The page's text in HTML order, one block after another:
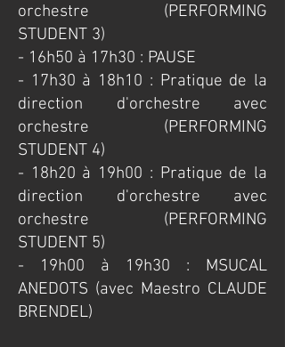
orchestre (PERFORMING
STUDENT 3)
- 16h50 à 17h30 : PAUSE
- 17h30 à 18h10 : Pratique de la
direction d'orchestre avec
orchestre (PERFORMING
STUDENT 4)
- 18h20 à 19h00 : Pratique de la
direction d'orchestre avec
orchestre (PERFORMING
STUDENT 5)
- 19h00 à 19h30 : MSUCAL
ANEDOTS (avec Maestro CLAUDE
BRENDEL)